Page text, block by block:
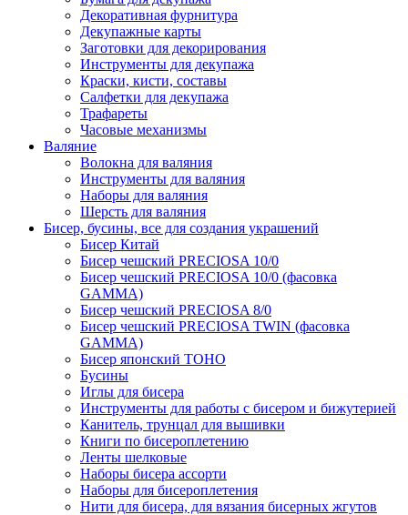
Декоративная фурнитура
Декупажные карты
Заготовки для декорирования
Инструменты для декупажа
Краски, кисти, составы
Салфетки для декупажа
Трафареты
Часовые механизмы
Валяние
Волокна для валяния
Инструменты для валяния
Наборы для валяния
Шерсть для валяния
Бисер, бусины, все для создания украшений
Бисер Китай
Бисер чешский PRECIOSA 10/0
Бисер чешский PRECIOSA 10/0 (фасовка
GAMMA)
Бисер чешский PRECIOSA 8/0
Бисер чешский PRECIOSA TWIN (фасовка
GAMMA)
Бисер японский TOHO
Бусины
Иглы для бисера
Инструменты для работы с бисером и бижутерией
Канитель, трунцал для вышивки
Книги по бисероплетению
Ленты шелковые
Наборы бисера ассорти
Наборы для бисероплетения
Нити для бисера, для вязания бисерных жгутов